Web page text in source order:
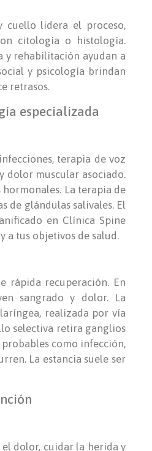
cuello lidera el proceso,
citología o histología.
y rehabilitación ayudan a
y psicología brindan
retrasos.
especializada
terapia de voz
dolor muscular asociado.
La terapia de
de glándulas salivales. El
en Clínica Spine
a tus objetivos de salud.
rápida recuperación. En
sangrado y dolor. La
realizada por vía
selectiva retira ganglios
como infección,
La estancia suele ser
dolor, cuidar la herida y